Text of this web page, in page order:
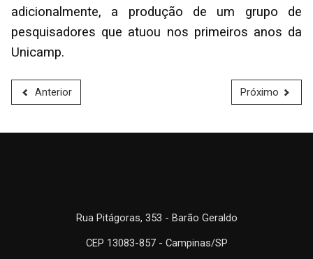
adicionalmente, a produção de um grupo de
pesquisadores que atuou nos primeiros anos da
Unicamp.
Anterior Próximo
Rua Pitágoras, 353 - Barão Geraldo
CEP 13083-857 - Campinas/SP